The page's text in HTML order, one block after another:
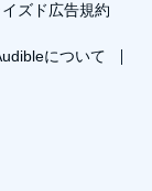
ズド広告規約
について